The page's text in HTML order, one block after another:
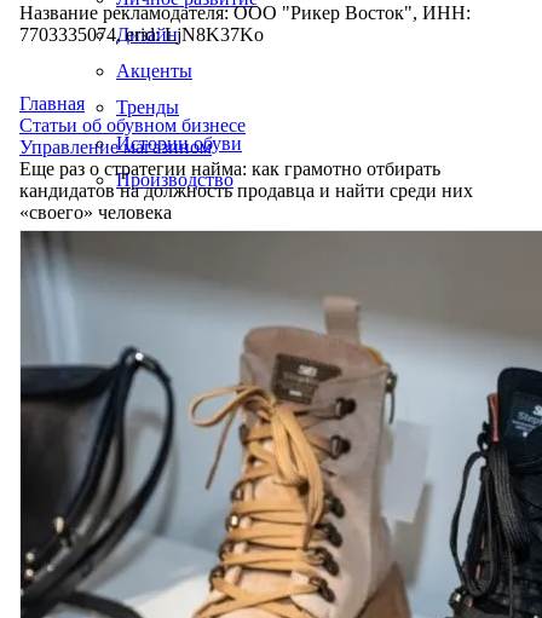
Дизайн
Акценты
Тренды
Истории обуви
Производство
Название рекламодателя: ООО "Рикер Восток", ИНН:
7703335074, erid: LjN8K37Ko
Главная
Статьи об обувном бизнесе
Управление магазином
Еще раз о стратегии найма: как грамотно отбирать
кандидатов на должность продавца и найти среди них
«своего» человека